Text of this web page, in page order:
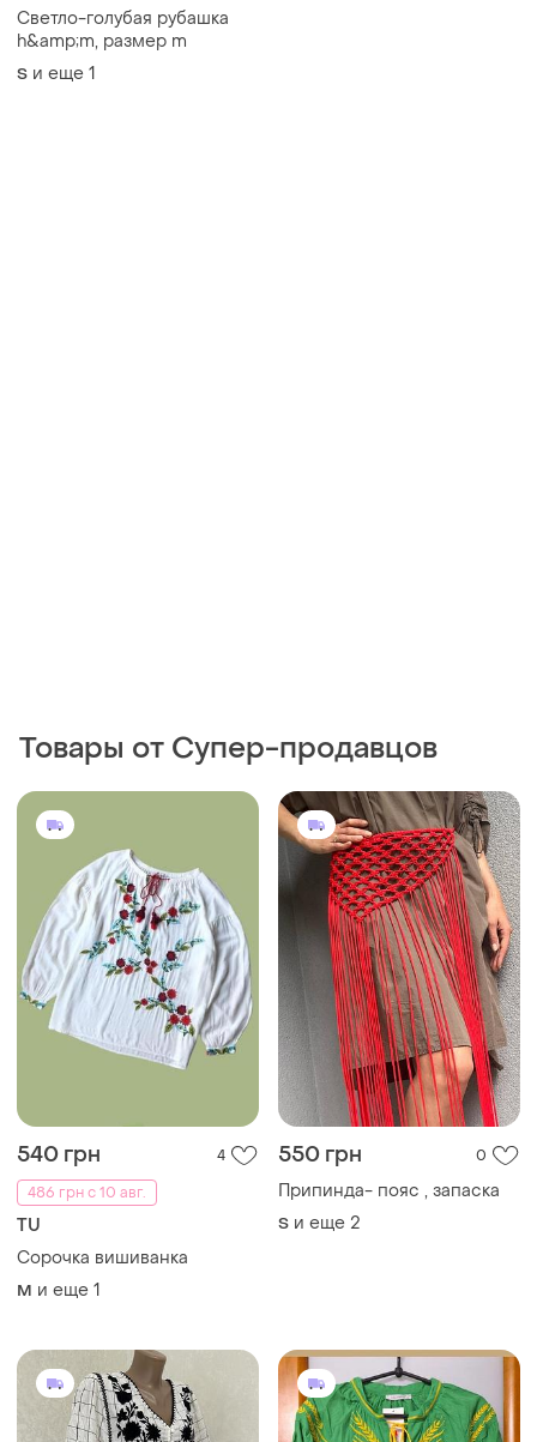
Светло-голубая рубашка
h&amp;m, размер m
S и еще 1
Товары от Супер-продавцов
540 грн
4
486 грн с 10 авг.
TU
Сорочка вишиванка
M и еще 1
550 грн 0
Припинда- пояс , запаска
S и еще 2